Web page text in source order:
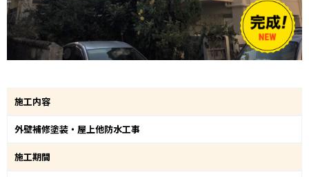
施工内容
外壁補修塗装・屋上他防水工事
施工期間